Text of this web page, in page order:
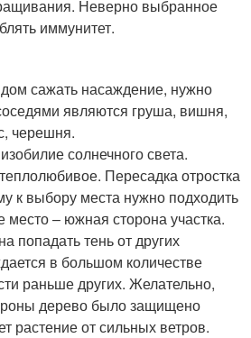
Неверно выбранное
иммунитет.
сажать насаждение, нужно
являются груша, вишня,
черешня.
солнечного света.
Пересадка отростка
к выбору места нужно подходить
место – южная сторона участка.
попадать тень от других
в большом количестве
раньше других. Желательно,
дерево было защищено
растение от сильных ветров.